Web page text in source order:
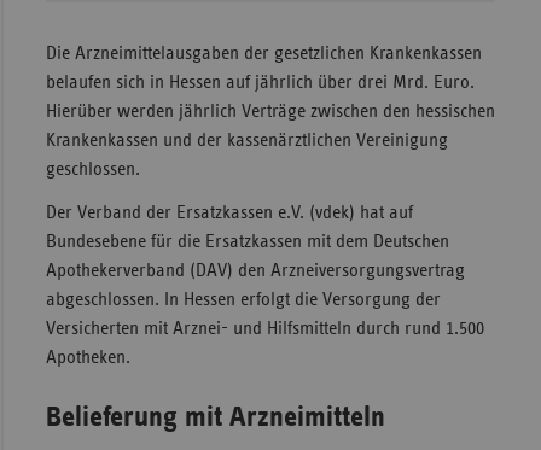
Die Arzneimittelausgaben der gesetzlichen Krankenkassen
belaufen sich in Hessen auf jährlich über drei Mrd. Euro.
Hierüber werden jährlich Verträge zwischen den hessischen
Krankenkassen und der kassenärztlichen Vereinigung
geschlossen.
Der Verband der Ersatzkassen e.V. (vdek) hat auf
Bundesebene für die Ersatzkassen mit dem Deutschen
Apothekerverband (DAV) den Arzneiversorgungsvertrag
abgeschlossen. In Hessen erfolgt die Versorgung der
Versicherten mit Arznei- und Hilfsmitteln durch rund 1.500
Apotheken.
Belieferung mit Arzneimitteln